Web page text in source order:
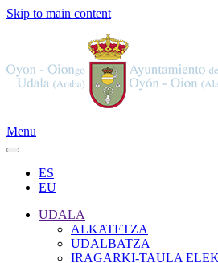
Skip to main content
Menu
ES
EU
UDALA
ALKATETZA
UDALBATZA
IRAGARKI-TAULA